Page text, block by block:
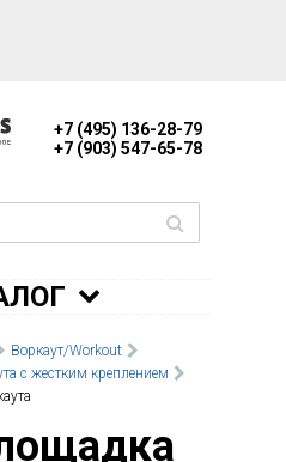
+7 (495) 136-28-79
+7 (903) 547-65-78
Воркаут/Workout
с жестким креплением